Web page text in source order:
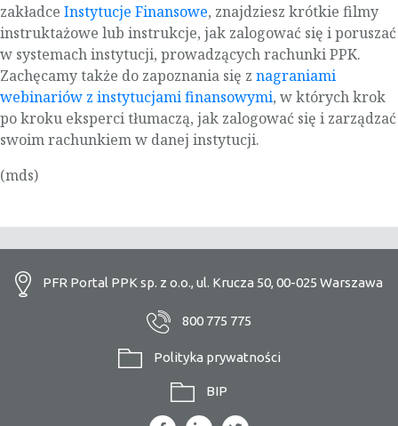
zakładce Instytucje Finansowe, znajdziesz krótkie filmy
instruktażowe lub instrukcje, jak zalogować się i poruszać
w systemach instytucji, prowadzących rachunki PPK.
Zachęcamy także do zapoznania się z nagraniami
webinariów z instytucjami finansowymi, w których krok
po kroku eksperci tłumaczą, jak zalogować się i zarządzać
swoim rachunkiem w danej instytucji.
(mds)
PFR Portal PPK sp. z o.o., ul. Krucza 50, 00-025 Warszawa
800 775 775
Polityka prywatności
BIP